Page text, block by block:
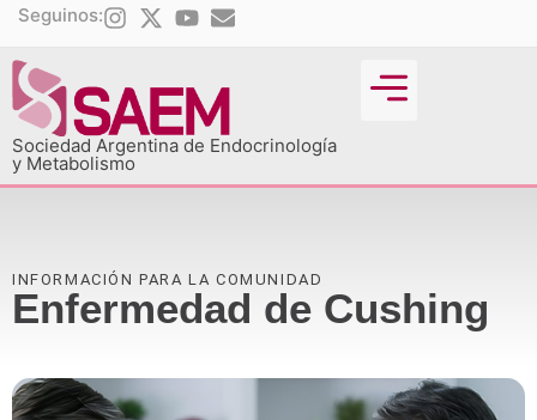
Seguinos:
Sociedad Argentina de Endocrinología
y Metabolismo
INFORMACIÓN PARA LA COMUNIDAD
Enfermedad de Cushing